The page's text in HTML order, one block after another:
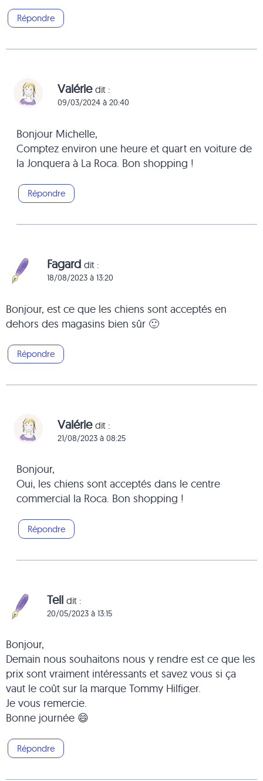
Répondre
Valérie dit :
09/03/2024 à 20:40
Bonjour Michelle,
Comptez environ une heure et quart en voiture de
la Jonquera à La Roca. Bon shopping !
Répondre
Fagard dit :
18/08/2023 à 13:20
Bonjour, est ce que les chiens sont acceptés en
dehors des magasins bien sûr 🙂
Répondre
Valérie dit :
21/08/2023 à 08:25
Bonjour,
Oui, les chiens sont acceptés dans le centre
commercial la Roca. Bon shopping !
Répondre
Teil dit :
20/05/2023 à 13:15
Bonjour,
Demain nous souhaitons nous y rendre est ce que les
prix sont vraiment intéressants et savez vous si ça
vaut le coût sur la marque Tommy Hilfiger.
Je vous remercie.
Bonne journée 😄
Répondre